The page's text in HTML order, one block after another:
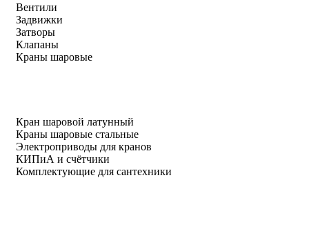
Вентили
Задвижки
Затворы
Клапаны
Краны шаровые
Кран шаровой латунный
Краны шаровые стальные
Электроприводы для кранов
КИПиА и счётчики
Комплектующие для сантехники